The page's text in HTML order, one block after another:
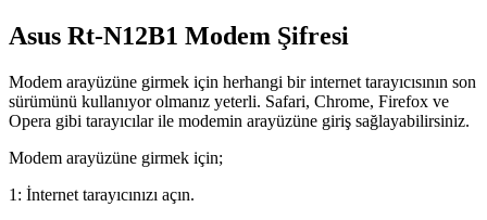
Asus Rt-N12B1 Modem Şifresi
Modem arayüzüne girmek için herhangi bir internet tarayıcısının son
sürümünü kullanıyor olmanız yeterli. Safari, Chrome, Firefox ve
Opera gibi tarayıcılar ile modemin arayüzüne giriş sağlayabilirsiniz.
Modem arayüzüne girmek için;
1: İnternet tarayıcınızı açın.